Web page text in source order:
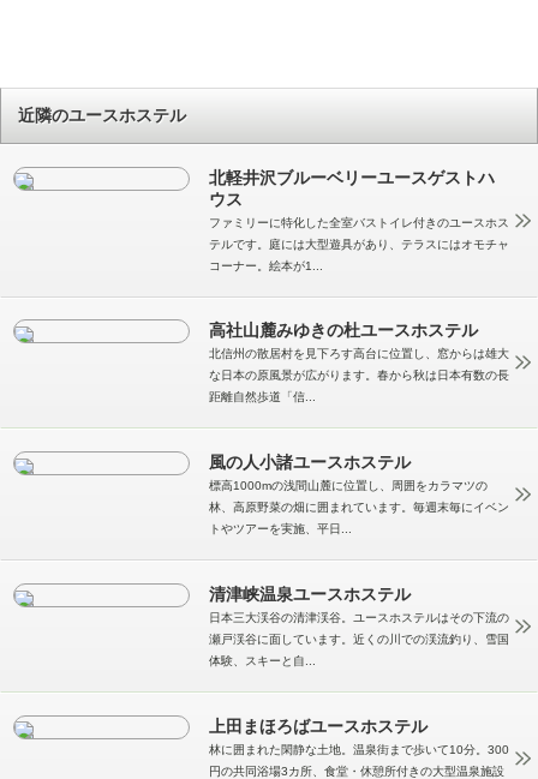
近隣のユースホステル
北軽井沢ブルーベリーユースゲストハ
ウス
ファミリーに特化した全室バストイレ付きのユースホス
テルです。庭には大型遊具があり、テラスにはオモチャ
コーナー。絵本が1...
高社山麓みゆきの杜ユースホステル
北信州の散居村を見下ろす高台に位置し、窓からは雄大
な日本の原風景が広がります。春から秋は日本有数の長
距離自然歩道「信...
風の人小諸ユースホステル
標高1000mの浅間山麓に位置し、周囲をカラマツの
林、高原野菜の畑に囲まれています。毎週末毎にイベン
トやツアーを実施、平日...
清津峡温泉ユースホステル
日本三大渓谷の清津渓谷。ユースホステルはその下流の
瀬戸渓谷に面しています。近くの川での渓流釣り、雪国
体験、スキーと自...
上田まほろばユースホステル
林に囲まれた閑静な土地。温泉街まで歩いて10分。300
円の共同浴場3カ所、食堂・休憩所付きの大型温泉施設